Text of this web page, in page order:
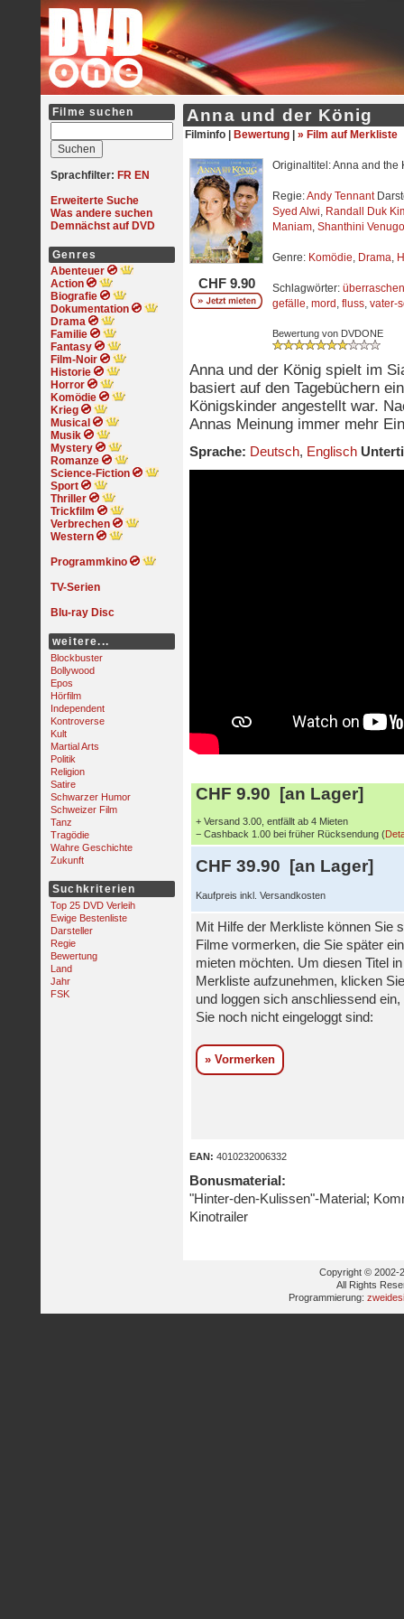
Filme suchen
Sprachfilter: FR EN
Erweiterte Suche
Was andere suchen
Demnächst auf DVD
Genres
Abenteuer
Action
Biografie
Dokumentation
Drama
Familie
Fantasy
Film-Noir
Historie
Horror
Komödie
Krieg
Musical
Musik
Mystery
Romanze
Science-Fiction
Sport
Thriller
Trickfilm
Verbrechen
Western
Programmkino
TV-Serien
Blu-ray Disc
weitere...
Blockbuster
Bollywood
Epos
Hörfilm
Independent
Kontroverse
Kult
Martial Arts
Politik
Religion
Satire
Schwarzer Humor
Schweizer Film
Tanz
Tragödie
Wahre Geschichte
Zukunft
Suchkriterien
Top 25 DVD Verleih
Ewige Bestenliste
Darsteller
Regie
Bewertung
Land
Jahr
FSK
Anna und der König
Filminfo | Bewertung » Film auf Merkliste
CHF 9.90
Originaltitel: Anna and the
Regie:Andy Tennant
Syed Alwi, Randall Duk
Maniam, Shanthini
Genre: Komödie, Drama,
Schlagwörter:
gefälle, mord , fluss, vater-
Bewertung von DVDONE
Anna und der König spielt im
basiert auf den Tagebüchern
Königskinder angestellt war.
Annas Meinung immer mehr
Sprache: Deutsch, Englisch
CHF 9.90 [an Lager]
+ Versand 3.00, entfällt ab 4 Mieten
− Cashback 1.00 bei früher Rücksendung (
CHF 39.90 [an Lager]
Kaufpreis inkl. Versandkosten
Mit Hilfe der Merkliste können Sie
Filme vormerken, die Sie später
mieten möchten. Um diesen Titel
Merkliste aufzunehmen, klicken
und loggen sich anschliessend ein,
Sie noch nicht eingeloggt sind:
» Vormerken
EAN: 4010232006332
Bonusmaterial:
"Hinter-den-Kulissen"-Material;
Kinotrailer
Copyright © 2002-
All Rights
Programmierung: